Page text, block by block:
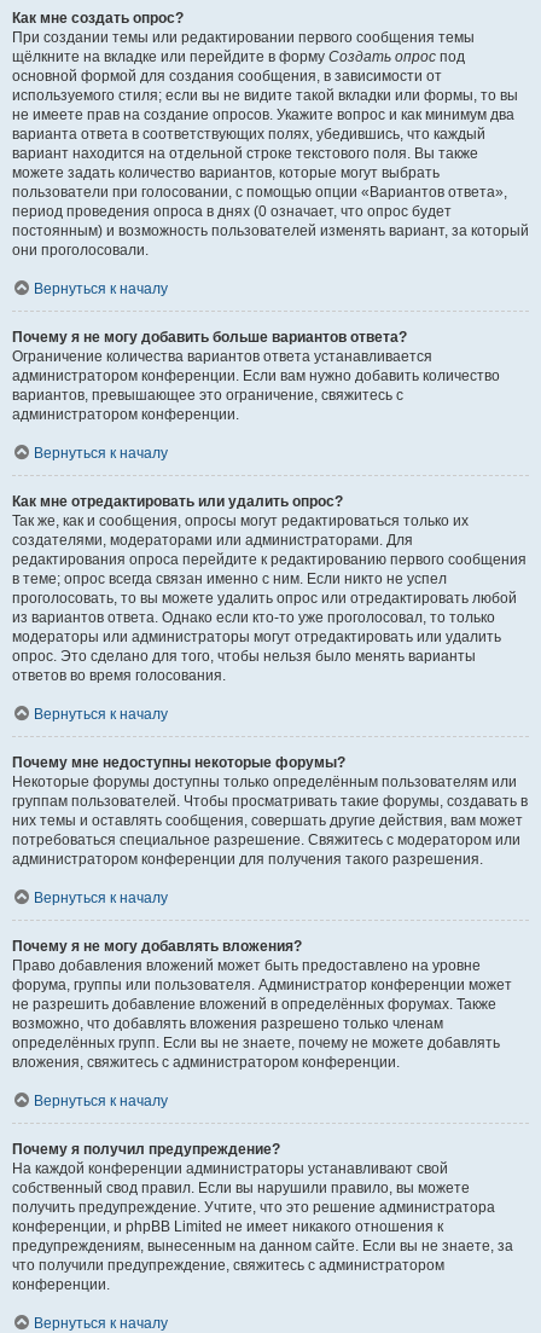
Как мне создать опрос?
При создании темы или редактировании первого сообщения темы
щёлкните на вкладке или перейдите в форму Создать опрос под
основной формой для создания сообщения, в зависимости от
используемого стиля; если вы не видите такой вкладки или формы, то вы
не имеете прав на создание опросов. Укажите вопрос и как минимум два
варианта ответа в соответствующих полях, убедившись, что каждый
вариант находится на отдельной строке текстового поля. Вы также
можете задать количество вариантов, которые могут выбрать
пользователи при голосовании, с помощью опции «Вариантов ответа»,
период проведения опроса в днях (0 означает, что опрос будет
постоянным) и возможность пользователей изменять вариант, за который
они проголосовали.
Вернуться к началу
Почему я не могу добавить больше вариантов ответа?
Ограничение количества вариантов ответа устанавливается
администратором конференции. Если вам нужно добавить количество
вариантов, превышающее это ограничение, свяжитесь с
администратором конференции.
Вернуться к началу
Как мне отредактировать или удалить опрос?
Так же, как и сообщения, опросы могут редактироваться только их
создателями, модераторами или администраторами. Для
редактирования опроса перейдите к редактированию первого сообщения
в теме; опрос всегда связан именно с ним. Если никто не успел
проголосовать, то вы можете удалить опрос или отредактировать любой
из вариантов ответа. Однако если кто-то уже проголосовал, то только
модераторы или администраторы могут отредактировать или удалить
опрос. Это сделано для того, чтобы нельзя было менять варианты
ответов во время голосования.
Вернуться к началу
Почему мне недоступны некоторые форумы?
Некоторые форумы доступны только определённым пользователям или
группам пользователей. Чтобы просматривать такие форумы, создавать в
них темы и оставлять сообщения, совершать другие действия, вам может
потребоваться специальное разрешение. Свяжитесь с модератором или
администратором конференции для получения такого разрешения.
Вернуться к началу
Почему я не могу добавлять вложения?
Право добавления вложений может быть предоставлено на уровне
форума, группы или пользователя. Администратор конференции может
не разрешить добавление вложений в определённых форумах. Также
возможно, что добавлять вложения разрешено только членам
определённых групп. Если вы не знаете, почему не можете добавлять
вложения, свяжитесь с администратором конференции.
Вернуться к началу
Почему я получил предупреждение?
На каждой конференции администраторы устанавливают свой
собственный свод правил. Если вы нарушили правило, вы можете
получить предупреждение. Учтите, что это решение администратора
конференции, и phpBB Limited не имеет никакого отношения к
предупреждениям, вынесенным на данном сайте. Если вы не знаете, за
что получили предупреждение, свяжитесь с администратором
конференции.
Вернуться к началу